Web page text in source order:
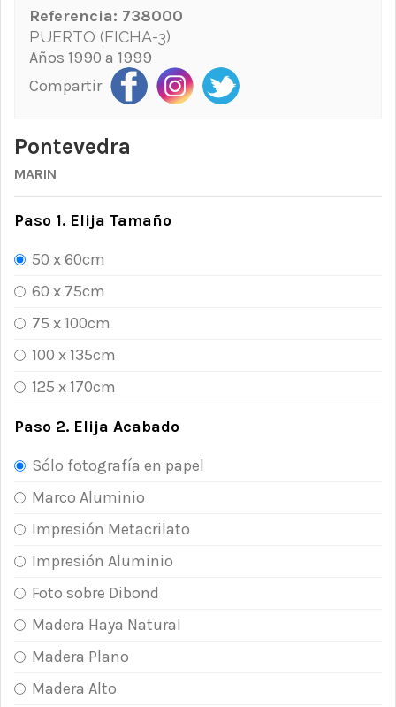
Referencia: 738000
PUERTO (FICHA-3)
Años 1990 a 1999
Compartir
Pontevedra
MARIN
Paso 1. Elija Tamaño
50 x 60cm
60 x 75cm
75 x 100cm
100 x 135cm
125 x 170cm
Paso 2. Elija Acabado
Sólo fotografía en papel
Marco Aluminio
Impresión Metacrilato
Impresión Aluminio
Foto sobre Dibond
Madera Haya Natural
Madera Plano
Madera Alto